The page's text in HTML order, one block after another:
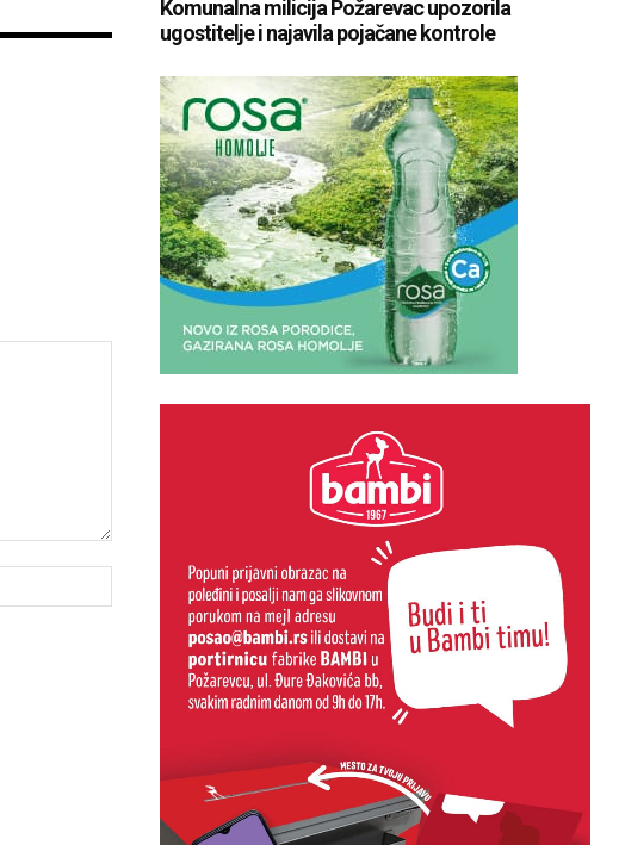
Komunalna milicija Požarevac upozorila
ugostitelje i najavila pojačane kontrole